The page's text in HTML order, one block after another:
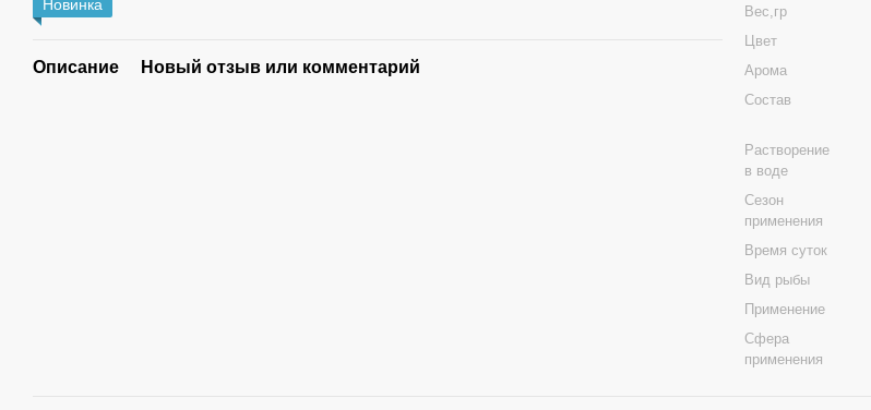
Новинка
Описание Новый отзыв или комментарий
Вес,гр
Цвет
Арома
Состав
Растворение
в воде
Сезон
применения
Время суток
Вид рыбы
Применение
Сфера
применения